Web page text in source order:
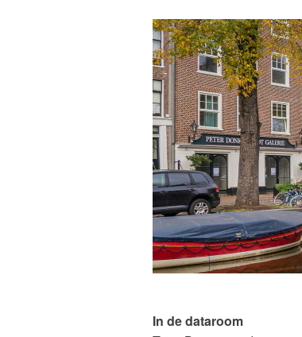
In de dataroom